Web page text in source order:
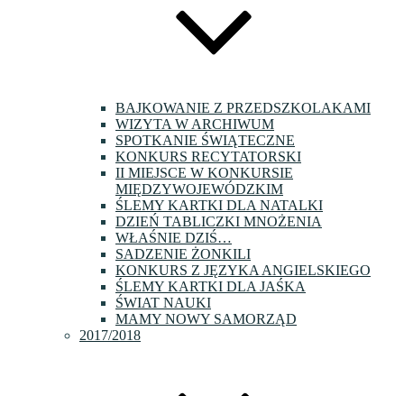
BAJKOWANIE Z PRZEDSZKOLAKAMI
WIZYTA W ARCHIWUM
SPOTKANIE ŚWIĄTECZNE
KONKURS RECYTATORSKI
II MIEJSCE W KONKURSIE
MIĘDZYWOJEWÓDZKIM
ŚLEMY KARTKI DLA NATALKI
DZIEŃ TABLICZKI MNOŻENIA
WŁAŚNIE DZIŚ…
SADZENIE ŻONKILI
KONKURS Z JĘZYKA ANGIELSKIEGO
ŚLEMY KARTKI DLA JAŚKA
ŚWIAT NAUKI
MAMY NOWY SAMORZĄD
2017/2018